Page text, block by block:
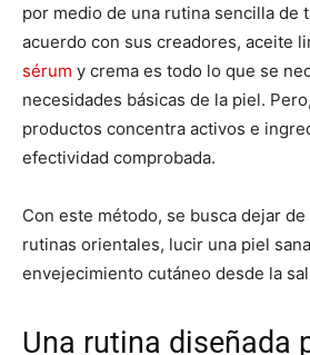
por medio de una rutina sencilla de
acuerdo con sus creadores, aceite
sérum y crema es todo lo que se
necesidades básicas de la piel.
productos concentra activos e
efectividad comprobada.
Con este método, se busca dejar
rutinas orientales, lucir una piel
envejecimiento cutáneo desde la
Una rutina diseñada